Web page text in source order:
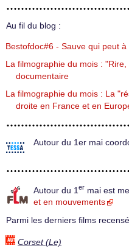
Au fil du blog :
Bestofdoc#6 - Sauve qui peut
La filmographie du mois :
documentaire
La filmographie du mois : La
droite en France et en
Autour du 1er mai
Autour du 1 er mai est
et en mouvements
Parmi les derniers films
Corset (Le)